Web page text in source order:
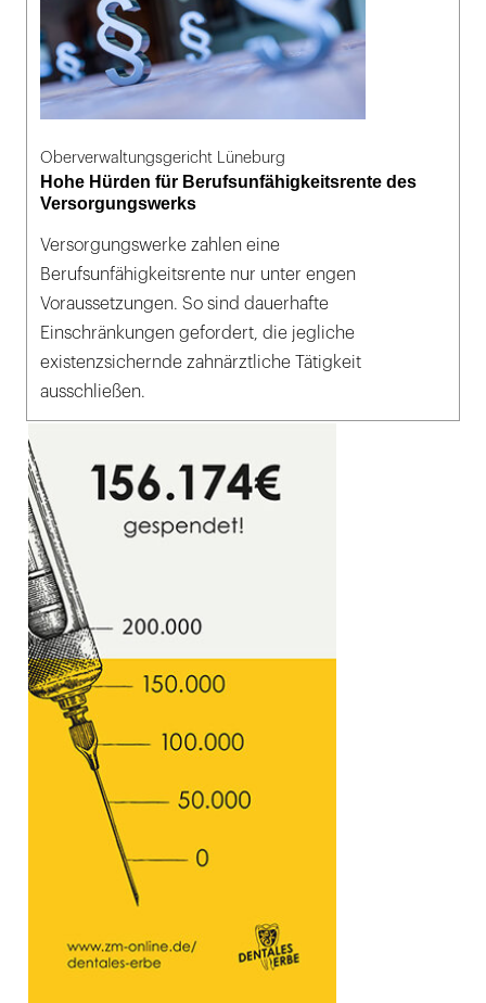
Oberverwaltungsgericht Lüneburg
Hohe Hürden für Berufsunfähigkeitsrente des
Versorgungswerks
Versorgungswerke zahlen eine
Berufsunfähigkeitsrente nur unter engen
Voraussetzungen. So sind dauerhafte
Einschränkungen gefordert, die jegliche
existenzsichernde zahnärztliche Tätigkeit
ausschließen.